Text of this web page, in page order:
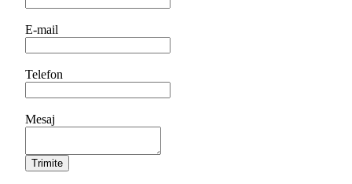
E-mail
Telefon
Mesaj